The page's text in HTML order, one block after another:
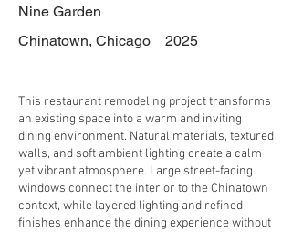
Nine Garden
Chinatown, Chicago 2025
This restaurant remodeling project transforms
an existing space into a warm and inviting
dining environment. Natural materials, textured
walls, and soft ambient lighting create a calm
yet vibrant atmosphere. Large street-facing
windows connect the interior to the Chinatown
context, while layered lighting and refined
finishes enhance the dining experience without